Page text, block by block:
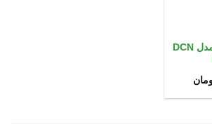
دستگاه رول به رول مدل DCN